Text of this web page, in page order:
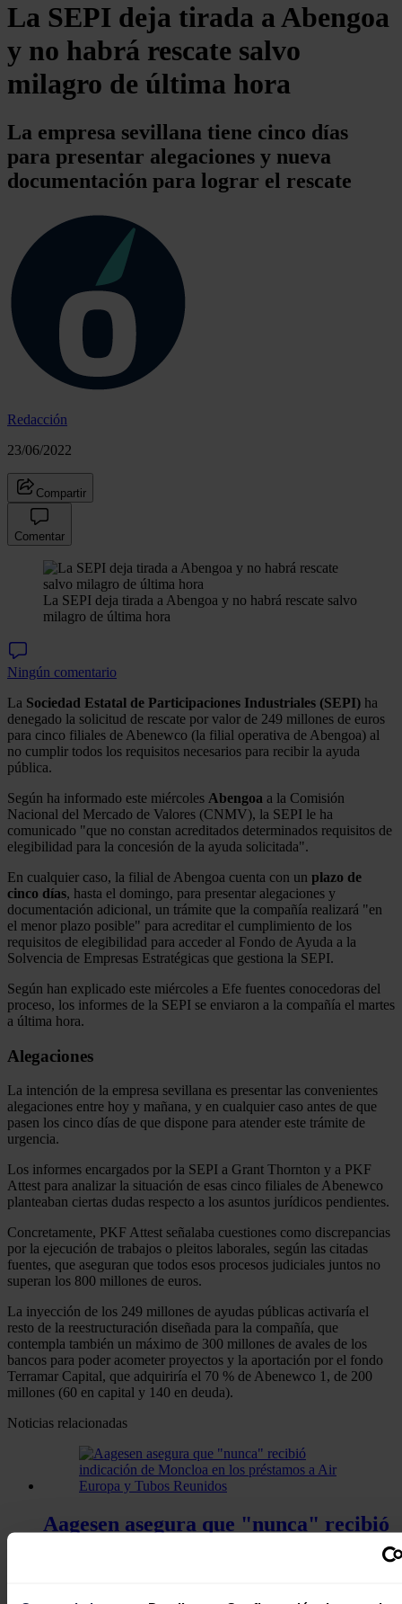
La SEPI deja tirada a Abengoa
y no habrá rescate salvo
milagro de última hora
La empresa sevillana tiene cinco días
para presentar alegaciones y nueva
documentación para lograr el rescate
Redacción
23/06/2022
Compartir
Comentar
La SEPI deja tirada a Abengoa y no habrá rescate salvo
milagro de última hora
Ningún comentario
La Sociedad Estatal de Participaciones Industriales (SEPI) ha
denegado la solicitud de rescate por valor de 249 millones de euros
para cinco filiales de Abenewco (la filial operativa de Abengoa) al
no cumplir todos los requisitos necesarios para recibir la ayuda
pública.
Según ha informado este miércoles Abengoa a la Comisión
Nacional del Mercado de Valores (CNMV), la SEPI le ha
comunicado "que no constan acreditados determinados requisitos de
elegibilidad para la concesión de la ayuda solicitada".
En cualquier caso, la filial de Abengoa cuenta con un plazo de
cinco días, hasta el domingo, para presentar alegaciones y
documentación adicional, un trámite que la compañía realizará "en
el menor plazo posible" para acreditar el cumplimiento de los
requisitos de elegibilidad para acceder al Fondo de Ayuda a la
Solvencia de Empresas Estratégicas que gestiona la SEPI.
Según han explicado este miércoles a Efe fuentes conocedoras del
proceso, los informes de la SEPI se enviaron a la compañía el martes
a última hora.
Alegaciones
La intención de la empresa sevillana es presentar las convenientes
alegaciones entre hoy y mañana, y en cualquier caso antes de que
pasen los cinco días de que dispone para atender este trámite de
urgencia.
Los informes encargados por la SEPI a Grant Thornton y a PKF
Attest para analizar la situación de esas cinco filiales de Abenewco
planteaban ciertas dudas respecto a los asuntos jurídicos pendientes.
Concretamente, PKF Attest señalaba cuestiones como discrepancias
por la ejecución de trabajos o pleitos laborales, según las citadas
fuentes, que aseguran que todos esos procesos judiciales juntos no
superan los 800 millones de euros.
La inyección de los 249 millones de ayudas públicas activaría el
resto de la reestructuración diseñada para la compañía, que
contempla también un máximo de 300 millones de avales de los
bancos para poder acometer proyectos y la aportación por el fondo
Terramar Capital, que adquiriría el 70 % de Abenewco 1, de 200
millones (60 en capital y 140 en deuda).
Noticias relacionadas
Aagesen asegura que "nunca" recibió